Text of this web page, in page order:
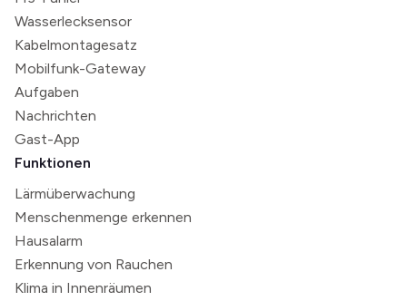
Wasserlecksensor
Kabelmontagesatz
Mobilfunk-Gateway
Aufgaben
Nachrichten
Gast-App
Funktionen
Lärmüberwachung
Menschenmenge erkennen
Hausalarm
Erkennung von Rauchen
Klima in Innenräumen